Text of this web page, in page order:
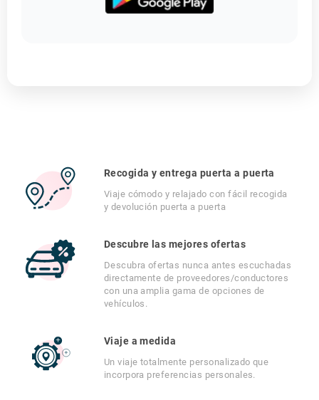
Recogida y entrega puerta a puerta
Viaje cómodo y relajado con fácil recogida
y devolución puerta a puerta
Descubre las mejores ofertas
Descubra ofertas nunca antes escuchadas
directamente de proveedores/conductores
con una amplia gama de opciones de
vehículos.
Viaje a medida
Un viaje totalmente personalizado que
incorpora preferencias personales.